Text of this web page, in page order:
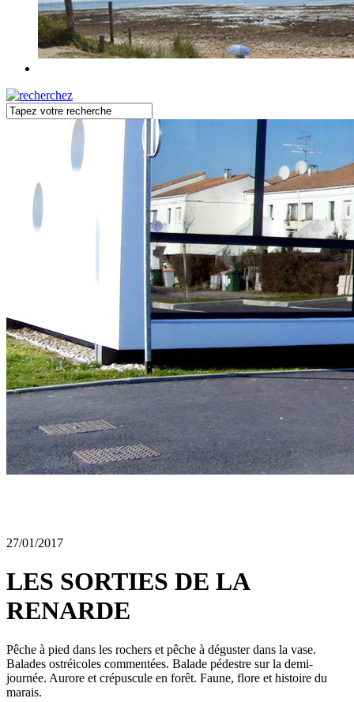
27/01/2017
LES SORTIES DE LA
RENARDE
Pêche à pied dans les rochers et pêche à déguster dans la vase.
Balades ostréicoles commentées. Balade pédestre sur la demi-
journée. Aurore et crépuscule en forêt. Faune, flore et histoire du
marais.